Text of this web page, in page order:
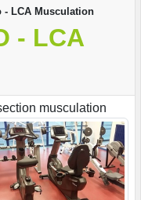
- LCA Musculation
- LCA
musculation